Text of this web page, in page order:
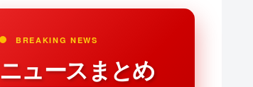
BREAKING NEWS
ニュースまとめ